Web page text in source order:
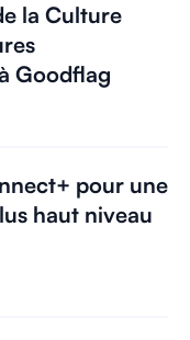
la Culture
Goodflag
pour une
haut niveau